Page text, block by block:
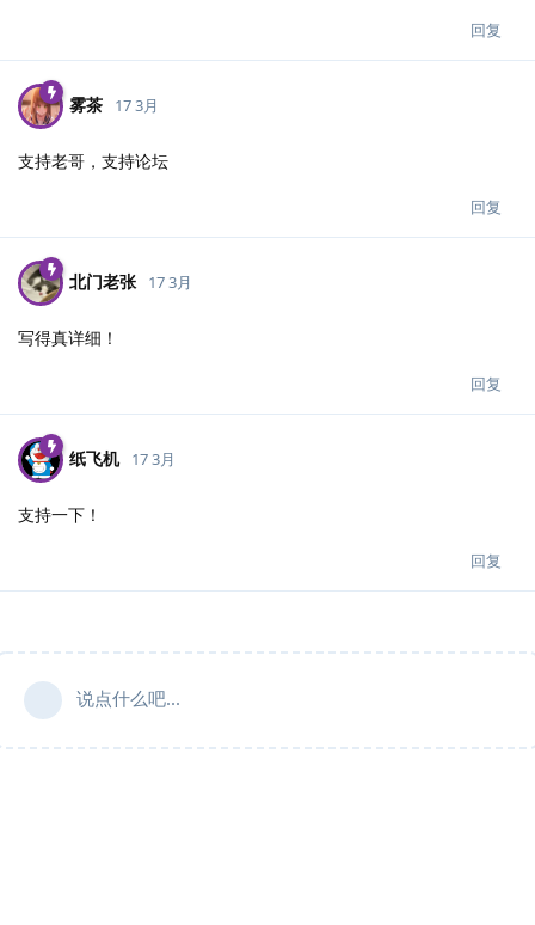
回复
雾茶 17 3月
支持老哥，支持论坛
回复
北门老张 17 3月
写得真详细！
回复
纸飞机 17 3月
支持一下！
回复
说点什么吧...